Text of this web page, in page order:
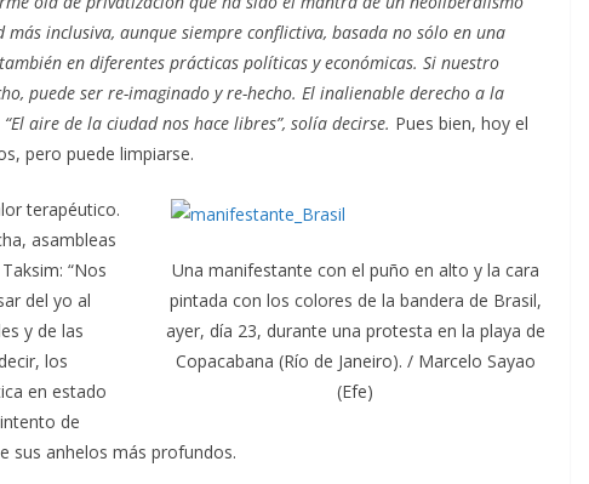
inclusiva, aunque siempre conflictiva, basada no sólo en una
en diferentes prácticas políticas y económicas. Si nuestro
puede ser re-imaginado y re-hecho. El inalienable derecho a la
aire de la ciudad nos hace libres”, solía decirse. Pues bien, hoy el
pero puede limpiarse.
Una manifestante con el puño en alto y la cara
pintada con los colores de la bandera de Brasil,
ayer, día 23, durante una protesta en la playa de
Copacabana (Río de Janeiro). / Marcelo Sayao
(Efe)
terapéutico.
asambleas
“Nos
del yo al
y de las
los
en estado
de
sus anhelos más profundos.